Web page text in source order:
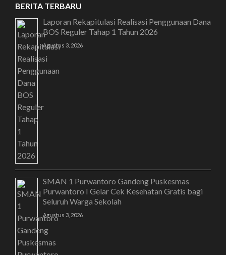
BERITA TERBARU
Laporan Rekapitulasi Realisasi Penggunaan Dana
BOS Reguler Tahap 1 Tahun 2026
Agustus 3, 2026
SMAN 1 Purwantoro Gandeng Puskesmas
Purwantoro I Gelar Cek Kesehatan Gratis bagi
Seluruh Warga Sekolah
Agustus 3, 2026